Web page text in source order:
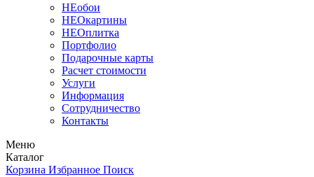
НЕобои
НЕОкартины
НЕОплитка
Портфолио
Подарочные карты
Расчет стоимости
Услуги
Информация
Сотрудничество
Контакты
Меню
Каталог
Корзина Избранное Поиск